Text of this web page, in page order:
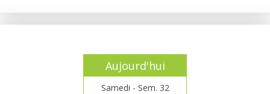
Aujourd'hui
Samedi - Sem. 32